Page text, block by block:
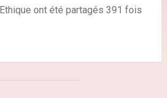
ont été partagés 391 fois